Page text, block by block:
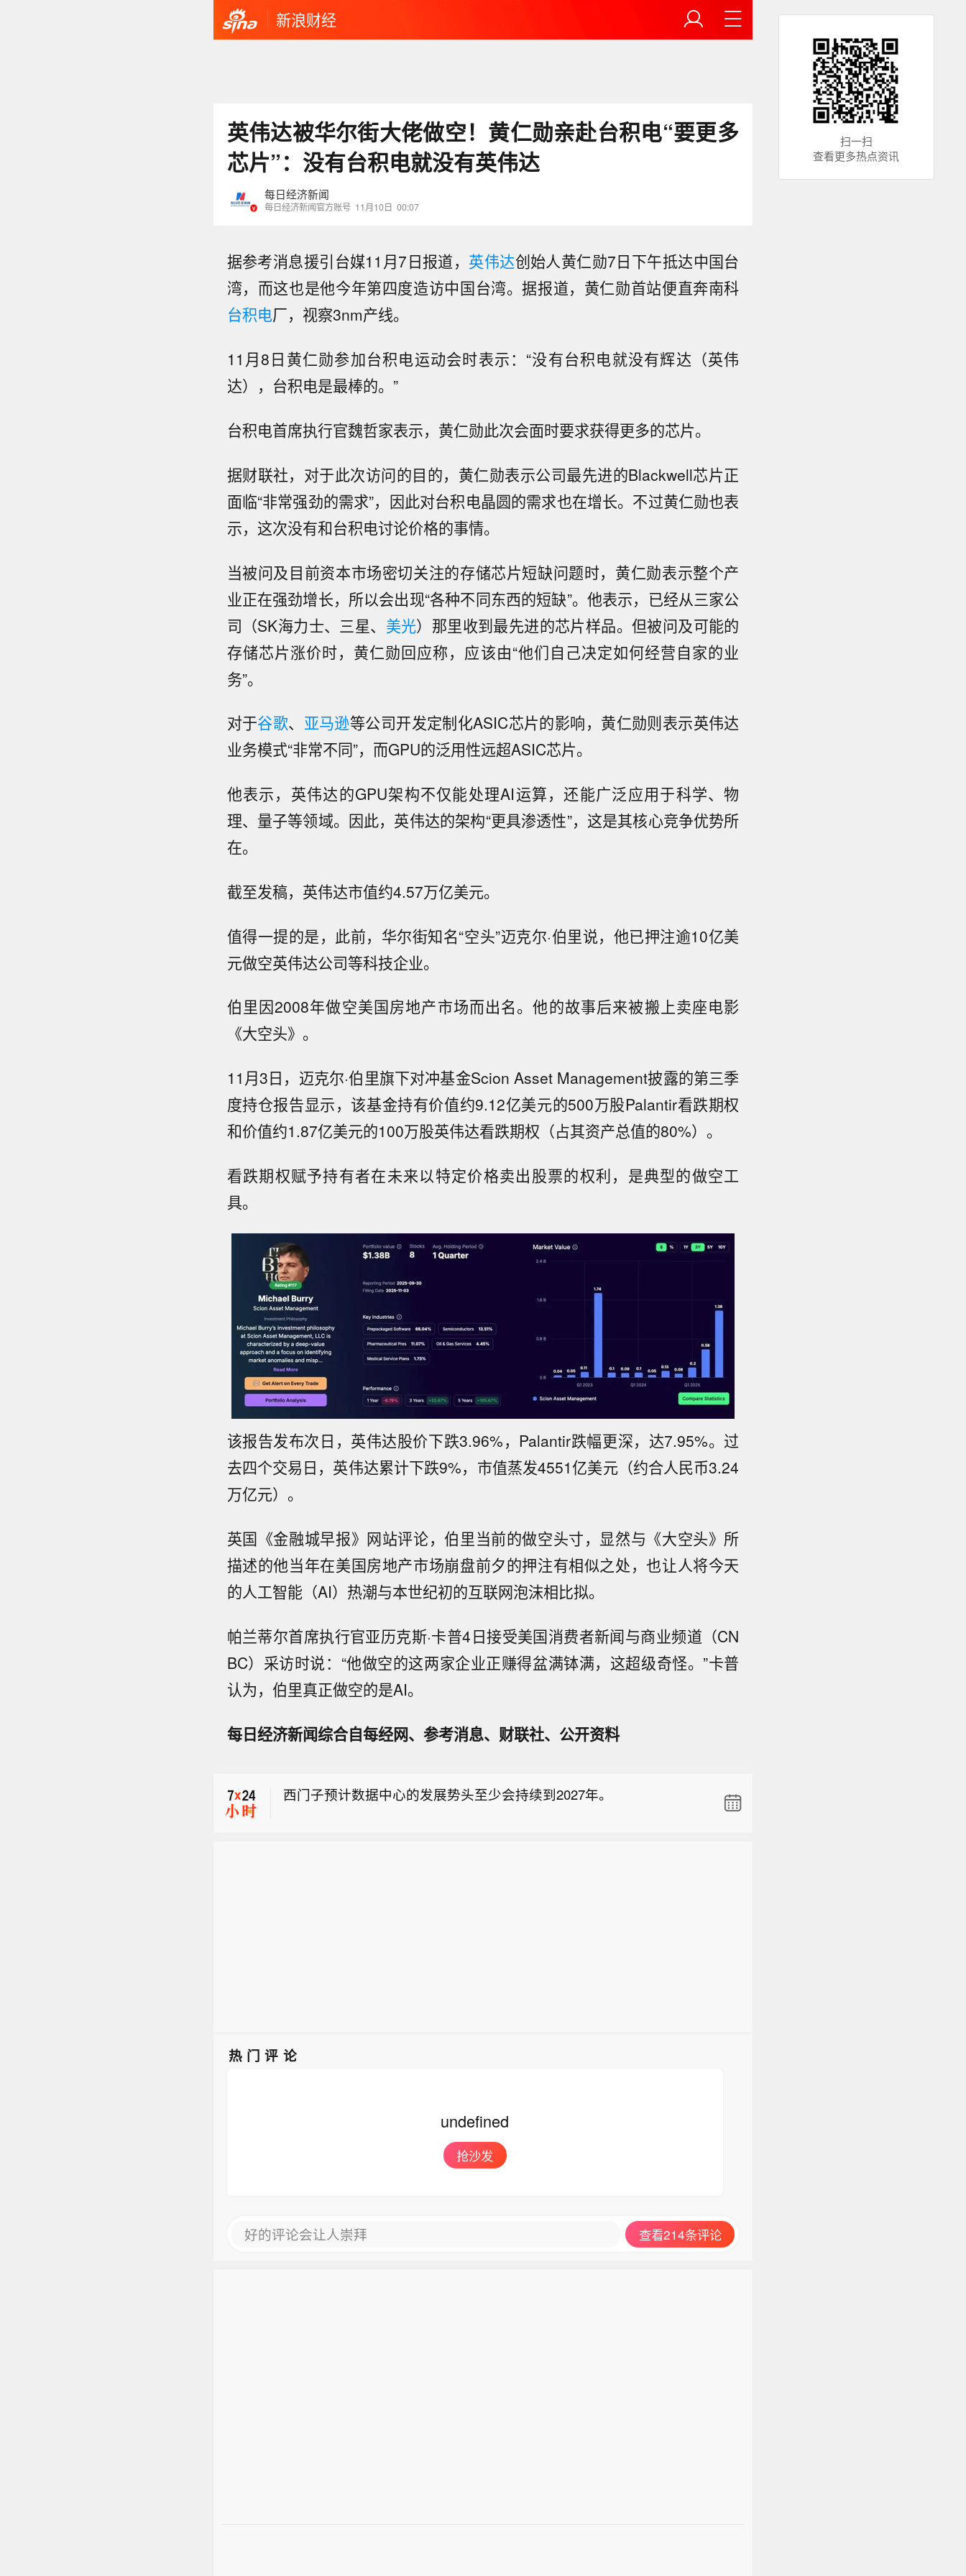
新浪财经
英伟达被华尔街大佬做空！黄仁勋亲赴台积电“要更多
芯片”：没有台积电就没有英伟达
每日经济新闻
每日经济新闻官方账号 11月10日 00:07
据参考消息援引台媒11月7日报道， 英伟达创始人黄仁勋7日下午抵达中国台
湾，而这也是他今年第四度造访中国台湾。据报道，黄仁勋首站便直奔南科
台积电厂，视察3nm产线。
11月8日黄仁勋参加台积电运动会时表示：“没有台积电就没有辉达（英伟
达），台积电是最棒的。”
台积电首席执行官魏哲家表示，黄仁勋此次会面时要求获得更多的芯片。
据财联社，对于此次访问的目的，黄仁勋表示公司最先进的Blackwell芯片正
面临“非常强劲的需求”，因此对台积电晶圆的需求也在增长。不过黄仁勋也表
示，这次没有和台积电讨论价格的事情。
当被问及目前资本市场密切关注的存储芯片短缺问题时，黄仁勋表示整个产
业正在强劲增长，所以会出现“各种不同东西的短缺”。他表示，已经从三家公
司（SK海力士、三星、 美光）那里收到最先进的芯片样品。但被问及可能的
存储芯片涨价时，黄仁勋回应称，应该由“他们自己决定如何经营自家的业
务”。
对于谷歌、 亚马逊等公司开发定制化ASIC芯片的影响，黄仁勋则表示英伟达
业务模式“非常不同”，而GPU的泛用性远超ASIC芯片。
他表示，英伟达的GPU架构不仅能处理AI运算，还能广泛应用于科学、物
理、量子等领域。因此，英伟达的架构“更具渗透性”，这是其核心竞争优势所
在。
截至发稿，英伟达市值约4.57万亿美元。
值得一提的是，此前，华尔街知名“空头”迈克尔·伯里说，他已押注逾10亿美
元做空英伟达公司等科技企业。
伯里因2008年做空美国房地产市场而出名。他的故事后来被搬上卖座电影
《大空头》。
11月3日，迈克尔·伯里旗下对冲基金Scion Asset Management披露的第三季
度持仓报告显示，该基金持有价值约9.12亿美元的500万股Palantir看跌期权
和价值约1.87亿美元的100万股英伟达看跌期权（占其资产总值的80%）。
看跌期权赋予持有者在未来以特定价格卖出股票的权利，是典型的做空工
具。
该报告发布次日，英伟达股价下跌3.96%，Palantir跌幅更深，达7.95%。过
去四个交易日，英伟达累计下跌9%，市值蒸发4551亿美元（约合人民币3.24
万亿元）。
英国《金融城早报》网站评论，伯里当前的做空头寸，显然与《大空头》所
描述的他当年在美国房地产市场崩盘前夕的押注有相似之处，也让人将今天
的人工智能（AI）热潮与本世纪初的互联网泡沫相比拟。
帕兰蒂尔首席执行官亚历克斯·卡普4日接受美国消费者新闻与商业频道（CN
BC）采访时说：“他做空的这两家企业正赚得盆满钵满，这超级奇怪。”卡普
认为，伯里真正做空的是AI。
每日经济新闻综合自每经网、参考消息、财联社、公开资料
西门子预计数据中心的发展势头至少会持续到2027年。
热门评论
undefined
抢沙发
好的评论会让人崇拜 查看214条评论
扫一扫
查看更多热点资讯